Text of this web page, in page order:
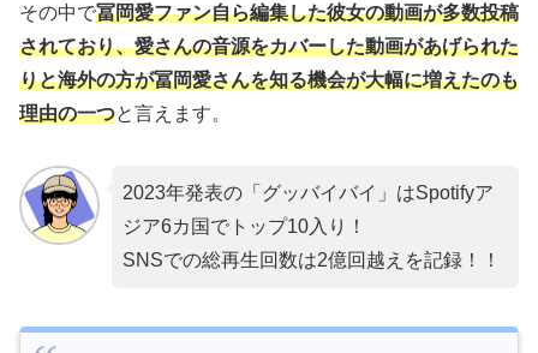
その中で冨岡愛ファン自ら編集した彼女の動画が多数投稿
されており、愛さんの音源をカバーした動画があげられた
りと海外の方が冨岡愛さんを知る機会が大幅に増えたのも
理由の一つと言えます。
2023年発表の「グッバイバイ」はSpotifyア
ジア6カ国でトップ10入り！
SNSでの総再生回数は2億回越えを記録！！